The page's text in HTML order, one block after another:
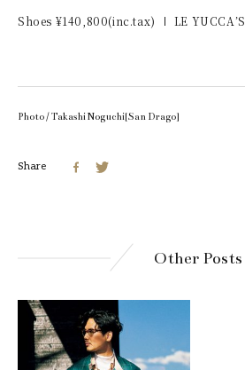
Shoes ¥140,800(inc.tax) LE YUCCA’S
Photo / Takashi Noguchi[San Drago]
Share
Other Posts